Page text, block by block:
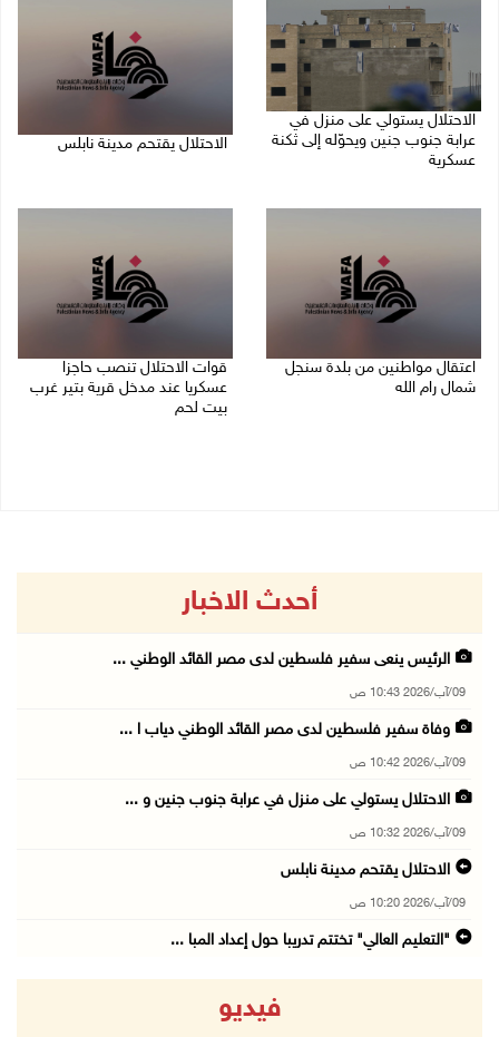
الاحتلال يستولي على منزل في
عرابة جنوب جنين ويحوّله إلى ثكنة
عسكرية
الاحتلال يقتحم مدينة نابلس
اعتقال مواطنين من بلدة سنجل
شمال رام الله
قوات الاحتلال تنصب حاجزا
عسكريا عند مدخل قرية بتير غرب
بيت لحم
أحدث الاخبار
الرئيس ينعى سفير فلسطين لدى مصر القائد الوطني ...
09/آب/2026 10:43 ص
وفاة سفير فلسطين لدى مصر القائد الوطني دياب ا ...
09/آب/2026 10:42 ص
الاحتلال يستولي على منزل في عرابة جنوب جنين و ...
09/آب/2026 10:32 ص
الاحتلال يقتحم مدينة نابلس
09/آب/2026 10:20 ص
"التعليم العالي" تختتم تدريبا حول إعداد المبا ...
وفاة شابة متأثرة بإصابتها جراء حادث سير قرب ج ...
فيديو